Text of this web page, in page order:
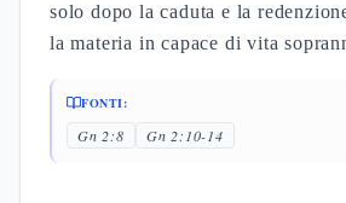
solo dopo la caduta e la
la materia in capace di vita
FONTI:
Gn 2:8 Gn 2:10-14